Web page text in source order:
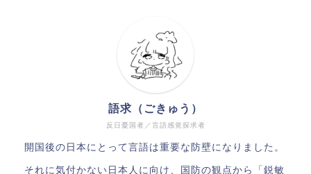
反日憂国者／言語感覚探求者
語求（ごきゅう）
開国後の日本にとって言語は重要な防壁になりました。
それに気付かない日本人に向け、国防の観点から「鋭敏